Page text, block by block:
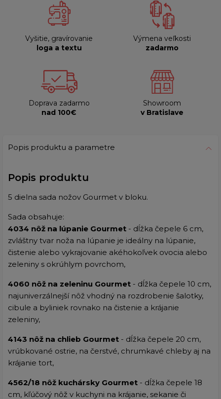
Vyšitie, gravírovanie
loga a textu
Výmena veľkosti
zadarmo
Doprava zadarmo
nad 100€
Showroom
v Bratislave
Popis produktu a parametre
Popis produktu
5 dielna sada nožov Gourmet v bloku.
Sada obsahuje:
4034 nôž na lúpanie Gourmet - dĺžka čepele 6 cm,
zvláštny tvar noža na lúpanie je ideálny na lúpanie,
čistenie alebo vykrajovanie akéhokoľvek ovocia alebo
zeleniny s okrúhlym povrchom,
4060 nôž na zeleninu Gourmet - dĺžka čepele 10 cm,
najuniverzálnejší nôž vhodný na rozdrobenie šalotky,
cibule a byliniek rovnako na čistenie a krájanie
zeleniny,
4143 nôž na chlieb Gourmet - dĺžka čepele 20 cm,
vrúbkované ostrie, na čerstvé, chrumkavé chleby aj na
krájanie tort,
4562/18 nôž kuchársky Gourmet - dĺžka čepele 18
cm, kľúčový nôž v kuchyni na krájanie, sekanie či